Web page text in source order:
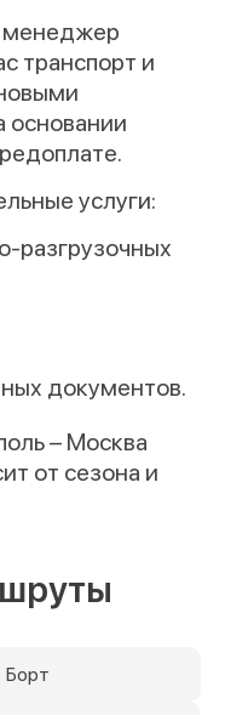
менеджер
транспорт и
основании
услуги:
разгрузочных
документов.
– Москва
от сезона и